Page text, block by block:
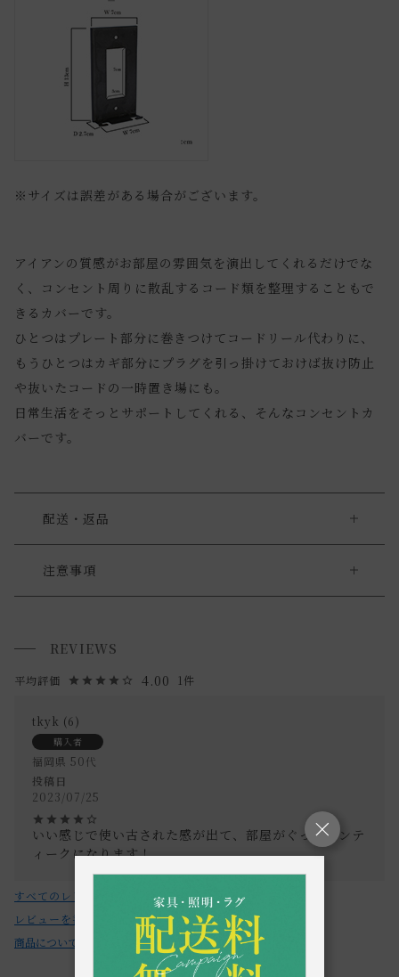
※サイズは誤差がある場合がございます。
アイアンの質感がお部屋の雰囲気を演出してくれるだけでな
く、コンセント周りに散乱するコード類を整理することもで
きるカバーです。
ひとつはプレート部分に巻きつけてコードリール代わりに、
もうひとつはカギ部分にプラグを引っ掛けておけば抜け防止
や抜いたコードの一時置き場にも。
日常生活をそっとサポートしてくれる、そんなコンセントカ
バーです。
配送・返品
送料について
小型商品は、11,000円(税込)以上のお買い上げで
注意事項
素材そのままの風合いをお楽しみください。
・取り付け先の金具が壁より前へ飛び出ている場合には、壁
《取扱上の注意》
・電源まわりの作業となりますので、取り付けの際は配線部
分にドライバーが触れないようご注意ください。
・製粉の取り付け、取り外しやドライバー・ネジを扱う際は
手袋をして十分注意して行って下さい。
て下さい。
・落としたり、強く叩いたりするなど、外部から強い力を加
REVIEWS
4.00
1
tkyk 6
購入者
福岡県 50代
投稿日
2023/07/25
いい感じで使い古された感が出て、部屋がぐっとアンテ
ィークになります！
すべてのレビューを見る
レビューを書く
商品についてのお問い合わせ